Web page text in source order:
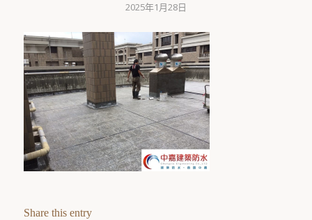
2025年1月28日
Share this entry